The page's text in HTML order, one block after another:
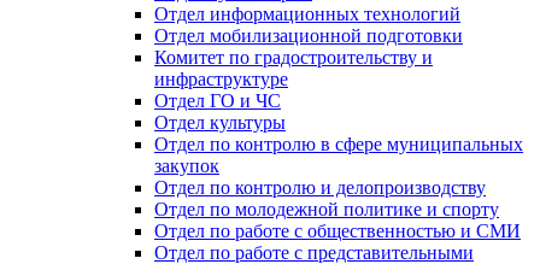
Отдел информационных технологий
Отдел мобилизационной подготовки
Комитет по градостроительству и
инфраструктуре
Отдел ГО и ЧС
Отдел культуры
Отдел по контролю в сфере муниципальных
закупок
Отдел по контролю и делопроизводству
Отдел по молодежной политике и спорту
Отдел по работе с общественностью и СМИ
Отдел по работе с представительными